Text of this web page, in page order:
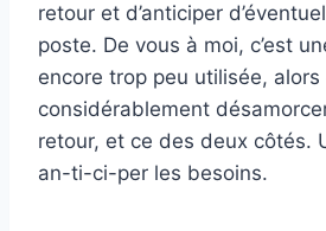
retour et d’anticiper
poste. De vous à moi, c’est
encore trop peu utilisée, alors
considérablement
retour, et ce des deux côtés.
an-ti-ci-per les besoins.